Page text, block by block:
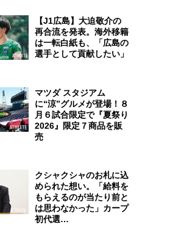
【J1広島】大迫敬介の
再合流を発表。海外移籍
は一転白紙も、「広島の
選手として貢献したい」
マツダ スタジアム
に“涼”グルメが登場！８
月６試合限定で『夏祭り
2026』限定７商品を販
売
クシャクシャのお札に込
められた想い。「給料を
もらえるのが当たり前と
は思わなかった」カープ
初代選…